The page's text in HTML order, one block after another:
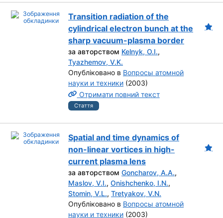
Transition radiation of the
cylindrical electron bunch at the
sharp vacuum-plasma border
за авторством Kelnyk, O.I.,
Tyazhemov, V.K.
Опубліковано в Вопросы атомной
науки и техники (2003)
Отримати повний текст
Стаття
Spatial and time dynamics of
non-linear vortices in high-
current plasma lens
за авторством Goncharov, A.A.,
Maslov, V.I., Onishchenko, I.N.,
Stomin, V.L., Tretyakov, V.N.
Опубліковано в Вопросы атомной
науки и техники (2003)